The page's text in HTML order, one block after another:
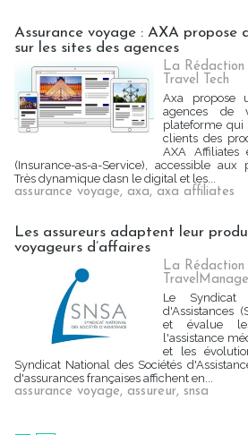
Assurance voyage : AXA propose
sur les sites des agences
La Rédaction
Travel Tech
Axa propose
agences de
plateforme qui
clients des
AXA Affiliates
(Insurance-as-a-Service), accessible aux
Très dynamique dasn le digital et les...
assurance voyage, axa, axa affiliates
Les assureurs adaptent leur
voyageurs d’affaires
La Rédaction
Le Syndicat
d'Assistances
et évalue
l'assistance
et les
Syndicat National des Sociétés
d'assurances françaises affichent en...
assurance voyage, assureur, snsa